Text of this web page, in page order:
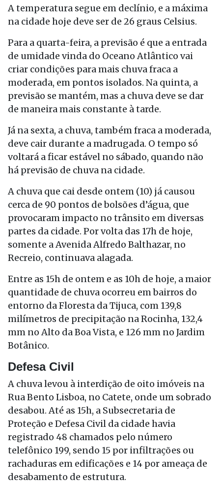
A temperatura segue em declínio, e a máxima
na cidade hoje deve ser de 26 graus Celsius.
Para a quarta-feira, a previsão é que a entrada
de umidade vinda do Oceano Atlântico vai
criar condições para mais chuva fraca a
moderada, em pontos isolados. Na quinta, a
previsão se mantém, mas a chuva deve se dar
de maneira mais constante à tarde.
Já na sexta, a chuva, também fraca a moderada,
deve cair durante a madrugada. O tempo só
voltará a ficar estável no sábado, quando não
há previsão de chuva na cidade.
A chuva que cai desde ontem (10) já causou
cerca de 90 pontos de bolsões d’água, que
provocaram impacto no trânsito em diversas
partes da cidade. Por volta das 17h de hoje,
somente a Avenida Alfredo Balthazar, no
Recreio, continuava alagada.
Entre as 15h de ontem e as 10h de hoje, a maior
quantidade de chuva ocorreu em bairros do
entorno da Floresta da Tijuca, com 139,8
milímetros de precipitação na Rocinha, 132,4
mm no Alto da Boa Vista, e 126 mm no Jardim
Botânico.
Defesa Civil
A chuva levou à interdição de oito imóveis na
Rua Bento Lisboa, no Catete, onde um sobrado
desabou. Até as 15h, a Subsecretaria de
Proteção e Defesa Civil da cidade havia
registrado 48 chamados pelo número
telefônico 199, sendo 15 por infiltrações ou
rachaduras em edificações e 14 por ameaça de
desabamento de estrutura.